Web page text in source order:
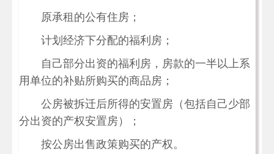
原承租的公有住房；
计划经济下分配的福利房；
自己部分出资的福利房，房款的一半以上系
用单位的补贴所购买的商品房；
公房被拆迁后所得的安置房（包括自己少部
分出资的产权安置房）；
按公房出售政策购买的产权。